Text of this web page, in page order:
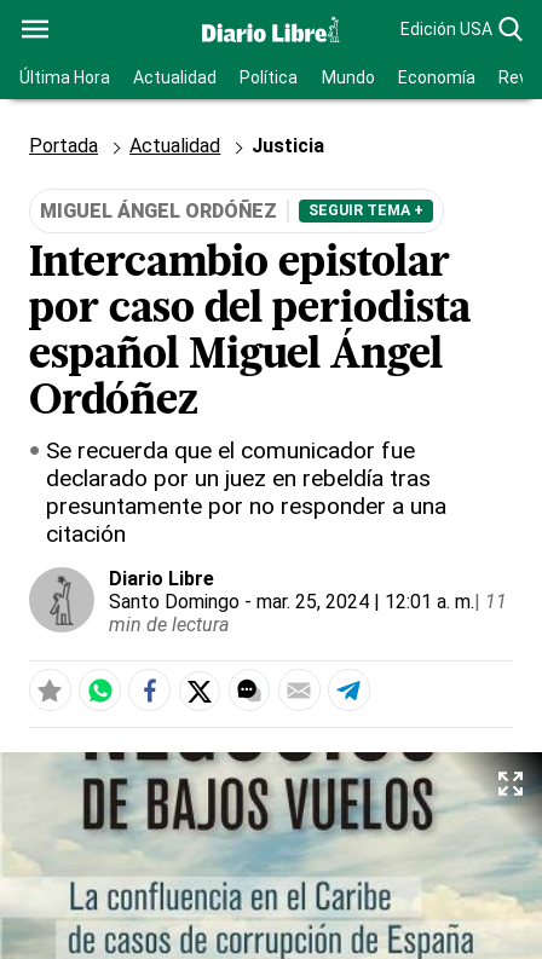
Edición USA
Última Hora Actualidad Política Mundo Economía
Portada Actualidad Justicia
MIGUEL ÁNGEL ORDÓÑEZ SEGUIR TEMA +
Intercambio epistolar
por caso del periodista
español Miguel Ángel
Ordóñez
Se recuerda que el comunicador fue
declarado por un juez en rebeldía tras
presuntamente por no responder a una
citación
Diario Libre
Santo Domingo - mar. 25, 2024 | 12:01 a. m.| 11
min de lectura